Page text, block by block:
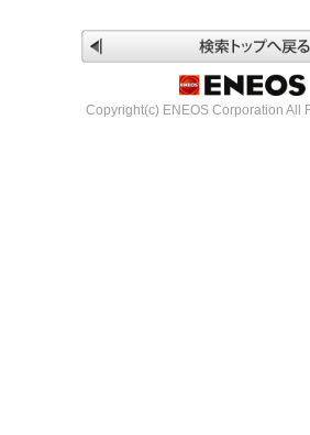
Copyright(c) ENEOS Corporation All